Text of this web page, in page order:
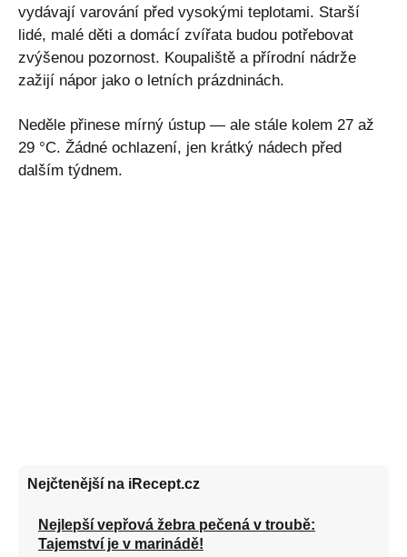
vydávají varování před vysokými teplotami. Starší
lidé, malé děti a domácí zvířata budou potřebovat
zvýšenou pozornost. Koupaliště a přírodní nádrže
zažijí nápor jako o letních prázdninách.
Neděle přinese mírný ústup — ale stále kolem 27 až
29 °C. Žádné ochlazení, jen krátký nádech před
dalším týdnem.
Nejčtenější na iRecept.cz
Nejlepší vepřová žebra pečená v troubě:
Tajemství je v marinádě!